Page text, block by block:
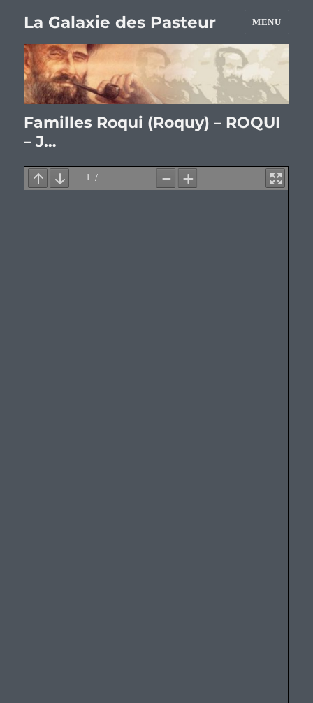
La Galaxie des Pasteur MENU
Familles Roqui (Roquy) – ROQUI
– J…